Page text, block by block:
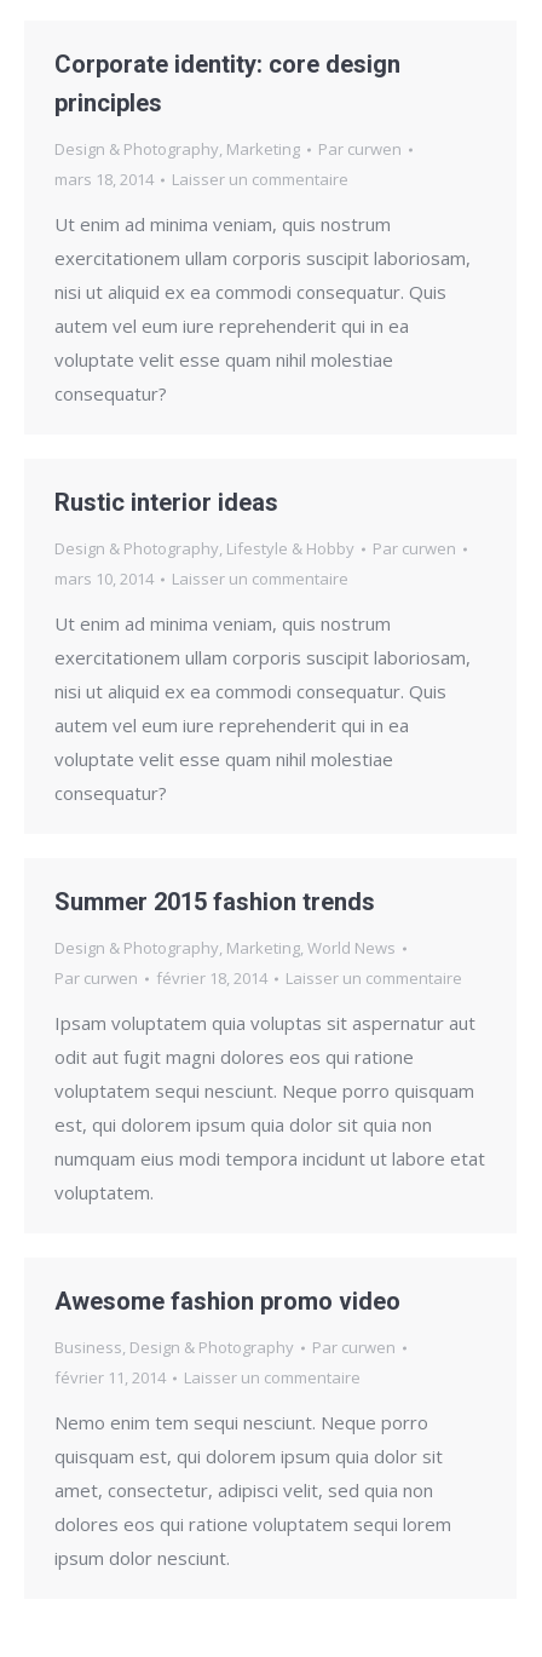
Corporate identity: core design
principles
Design & Photography, Marketing Par curwen
mars 18, 2014
Laisser un commentaire
Ut enim ad minima veniam, quis nostrum
exercitationem ullam corporis suscipit laboriosam,
nisi ut aliquid ex ea commodi consequatur. Quis
autem vel eum iure reprehenderit qui in ea
voluptate velit esse quam nihil molestiae
consequatur?
Rustic interior ideas
Design & Photography, Lifestyle & Hobby Par curwen
mars 10, 2014
Laisser un commentaire
Ut enim ad minima veniam, quis nostrum
exercitationem ullam corporis suscipit laboriosam,
nisi ut aliquid ex ea commodi consequatur. Quis
autem vel eum iure reprehenderit qui in ea
voluptate velit esse quam nihil molestiae
consequatur?
Summer 2015 fashion trends
Design & Photography, Marketing, World News
Par curwen février 18, 2014 Laisser un commentaire
Ipsam voluptatem quia voluptas sit aspernatur aut
odit aut fugit magni dolores eos qui ratione
voluptatem sequi nesciunt. Neque porro quisquam
est, qui dolorem ipsum quia dolor sit quia non
numquam eius modi tempora incidunt ut labore etat
voluptatem.
Awesome fashion promo video
Business, Design & Photography Par curwen
février 11, 2014
Laisser un commentaire
Nemo enim tem sequi nesciunt. Neque porro
quisquam est, qui dolorem ipsum quia dolor sit
amet, consectetur, adipisci velit, sed quia non
dolores eos qui ratione voluptatem sequi lorem
ipsum dolor nesciunt.